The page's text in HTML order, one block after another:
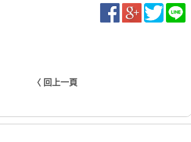
〈 回上一頁